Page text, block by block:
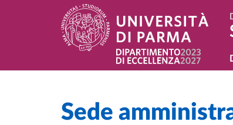
Salta al contenuto principale
Skip to footer
Home /
Sede